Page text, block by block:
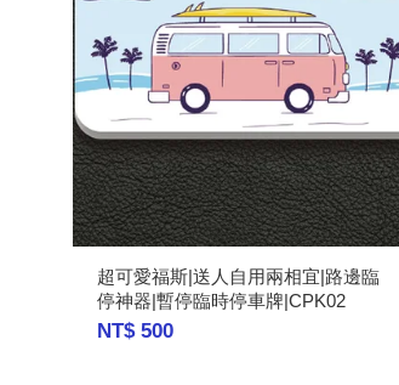
超可愛福斯|送人自用兩相宜|路邊臨
停神器|暫停臨時停車牌|CPK02
NT$ 500